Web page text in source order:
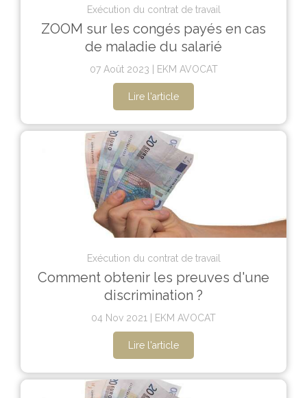
Exécution du contrat de travail
ZOOM sur les congés payés en cas
de maladie du salarié
07 Août 2023 EKM AVOCAT
Lire l'article
Exécution du contrat de travail
Comment obtenir les preuves d'une
discrimination ?
04 Nov 2021 EKM AVOCAT
Lire l'article